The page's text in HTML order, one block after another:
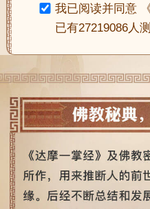
我已阅读并同意
已有27219086人